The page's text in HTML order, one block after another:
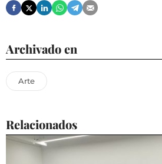
Archivado en
Arte
Relacionados